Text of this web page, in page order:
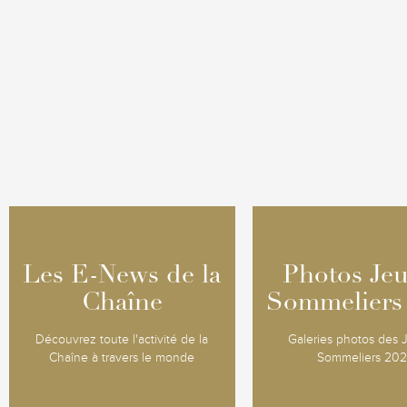
Les E-News de la
Chaîne
Découvrez toute l'activité de la
Chaîne à travers le monde
Les E-News de la
Chaîne
Photos
Sommeliers
Galeries photos des
Sommeliers
Photos
Sommeliers